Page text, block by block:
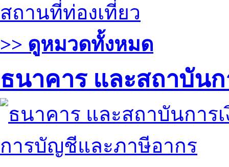
สถานที่ท่องเที่ยว
>> ดูหมวดทั้งหมด
ธนาคาร และสถาบันก
การบัญชีและภาษีอากร